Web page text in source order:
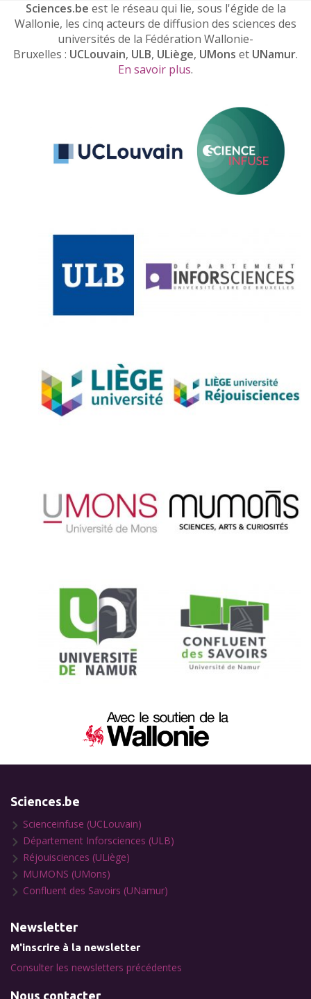
Sciences.be est le réseau qui lie, sous l'égide de la
Wallonie, les cinq acteurs de diffusion des sciences des
universités de la Fédération Wallonie-
Bruxelles : UCLouvain, ULB, ULiège, UMons et UNamur.
En savoir plus.
Sciences.be
Scienceinfuse (UCLouvain)
Département Inforsciences (ULB)
Réjouisciences (ULiège)
MUMONS (UMons)
Confluent des Savoirs (UNamur)
Newsletter
M'inscrire à la newsletter
Consulter les newsletters précédentes
Nous contacter